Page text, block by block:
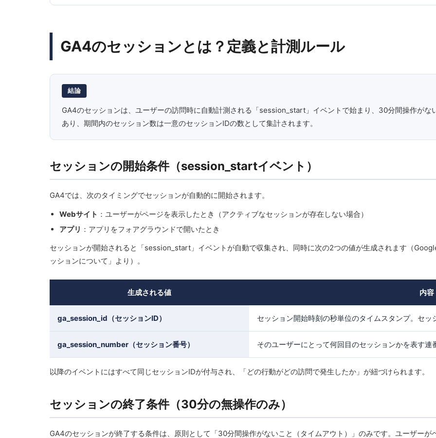
GA4のセッションとは？定義と計測ルール
結論
GA4のセッションは、ユーザーの訪問時に自動計測される「session_start」イベントで始まり、30分間操作がな
あり、期間内のセッション数は一意のセッションIDの数として集計されます。
セッションの開始条件（session_startイベント）
GA4では、次のタイミングでセッションが自動的に開始されます。
Webサイト ：ユーザーがページを表示したとき（アクティブなセッションが存在しない場合）
アプリ ：アプリをフォアグラウンドで開いたとき
セッションが開始されると「session_start」イベントが自動で収集され、同時に次の2つの値が生成されます（
ッションについて」より）。
生成される値 内容
ga_session_id（セッションID） セッション開始時刻の秒単位のタイムスタンプ。セッ
ga_session_number（セッション番号） そのユーザーにとって何回目のセッションかを表す連
以降のイベントにはすべて同じセッションIDが付与され、「どの行動がどの訪問で発生したか」が紐づけられます。
セッションの終了条件（30分の無操作のみ）
GA4のセッションが終了する条件は、原則として「30分間操作がないこと（タイムアウト）」のみです。ユーザー